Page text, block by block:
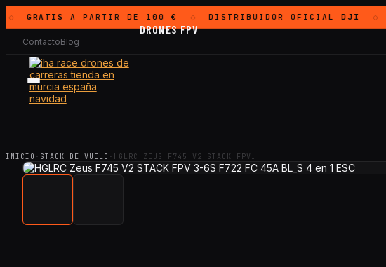
GRATISA PARTIR DE 100 € DISTRIBUIDOR OFICIALDJI
ContactoBlog
DRONES FPV
INICIO · STACK DE VUELO · HGLRC ZEUS F745 V2 STACK FPV…